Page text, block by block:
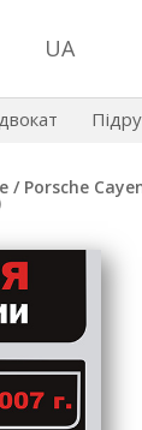
UA
/ Porsche